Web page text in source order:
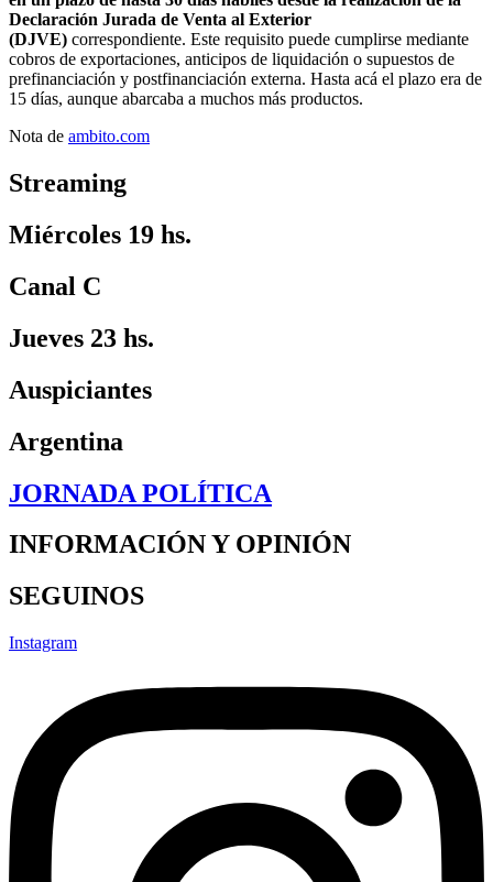
Declaración Jurada de Venta al Exterior
(DJVE) correspondiente. Este requisito puede cumplirse mediante
cobros de exportaciones, anticipos de liquidación o supuestos de
prefinanciación y postfinanciación externa. Hasta acá el plazo era de
15 días, aunque abarcaba a muchos más productos.
Nota de ambito.com
Streaming
Miércoles 19 hs.
Canal C
Jueves 23 hs.
Auspiciantes
Argentina
JORNADA POLÍTICA
INFORMACIÓN Y OPINIÓN
SEGUINOS
Instagram